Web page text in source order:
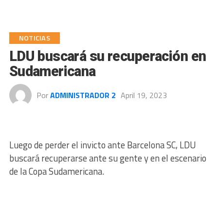
NOTICIAS
LDU buscará su recuperación en
Sudamericana
PorADMINISTRADOR 2 April 19, 2023
Luego de perder el invicto ante Barcelona SC, LDU
buscará recuperarse ante su gente y en el escenario
de la Copa Sudamericana.